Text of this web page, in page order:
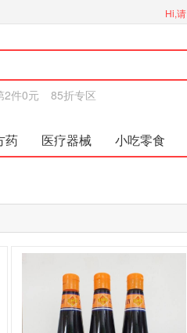
Hi,请
2件0元 85折专区
药 医疗器械 小吃零食